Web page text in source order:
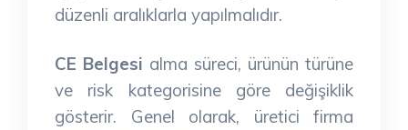
düzenli aralıklarla yapılmalıdır.
CE Belgesi alma süreci, ürünün türüne
ve risk kategorisine göre değişiklik
gösterir. Genel olarak, üretici firma